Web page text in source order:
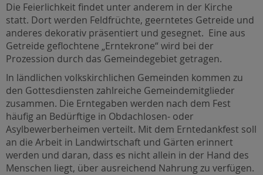
Die Feierlichkeit findet unter anderem in der Kirche
statt. Dort werden Feldfrüchte, geerntetes Getreide und
anderes dekorativ präsentiert und gesegnet. Eine aus
Getreide geflochtene „Erntekrone“ wird bei der
Prozession durch das Gemeindegebiet getragen.
In ländlichen volkskirchlichen Gemeinden kommen zu
den Gottesdiensten zahlreiche Gemeindemitglieder
zusammen. Die Erntegaben werden nach dem Fest
häufig an Bedürftige in Obdachlosen- oder
Asylbewerberheimen verteilt. Mit dem Erntedankfest soll
an die Arbeit in Landwirtschaft und Gärten erinnert
werden und daran, dass es nicht allein in der Hand des
Menschen liegt, über ausreichend Nahrung zu verfügen.